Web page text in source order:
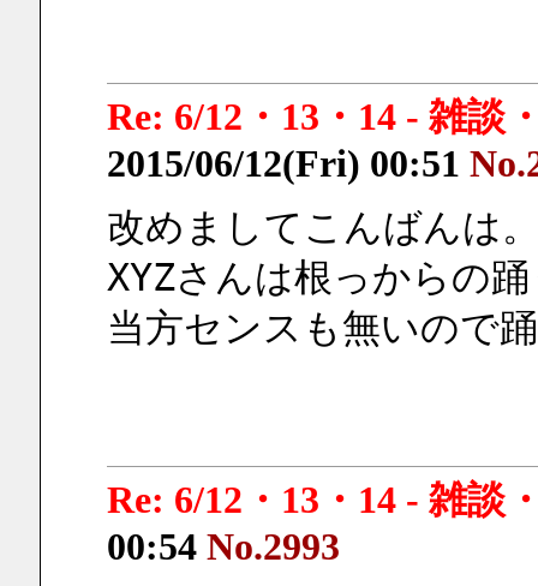
Re: 6/12・13・14 - 雑談
2015/06/12(Fri) 00:51
改めましてこんばんは
XYZさんは根っからの
当方センスも無いので
Re: 6/12・13・14 - 雑談
00:54 No.2993